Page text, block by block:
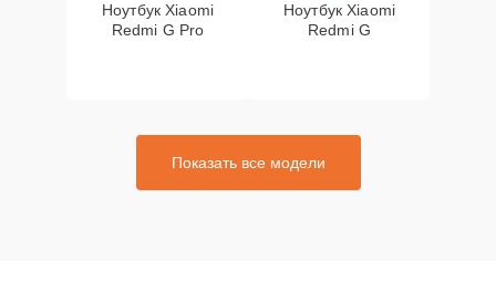
Ноутбук Xiaomi
Redmi G Pro
Ноутбук Xiaomi
Redmi G
Показать все модели